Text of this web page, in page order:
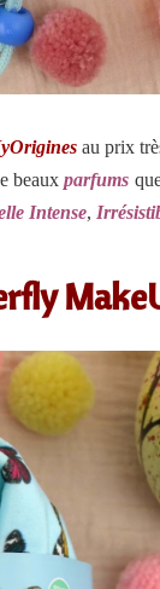
au prix
beauxparfums
Intense,